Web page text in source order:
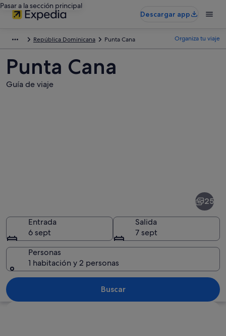
Pasar a la sección principal
Descargar app
República Dominicana Punta Cana Organiza tu viaje
Punta Cana
Guía de viaje
Un puerto deportivo con un barco
25
Entrada
6 sept
Salida
7 sept
Personas
1 habitación y 2 personas
Buscar